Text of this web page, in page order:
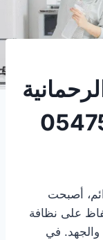
أصبحت
على نظافة
والجهد. في